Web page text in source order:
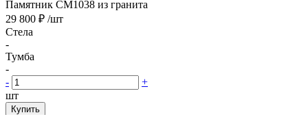
Памятник CM1038 из гранита
29 800 ₽ /шт
Стела
-
Тумба
-
-
+
шт
Купить